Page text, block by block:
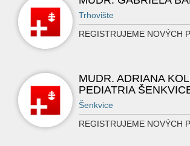
Trhovište
REGISTRUJEME NOVÝCH
MUDR. ADRIANA
PEDIATRIA
Šenkvice
REGISTRUJEME NOVÝCH